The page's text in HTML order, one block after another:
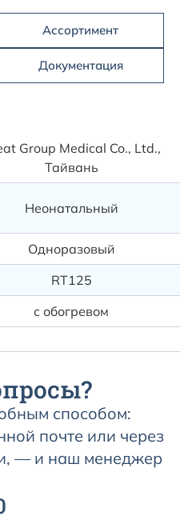
Ассортимент
Документация
Group Medical Co., Ltd.,
Тайвань
Неонатальный
Одноразовый
RT125
с обогревом
способом:
почте или через
— и наш менеджер